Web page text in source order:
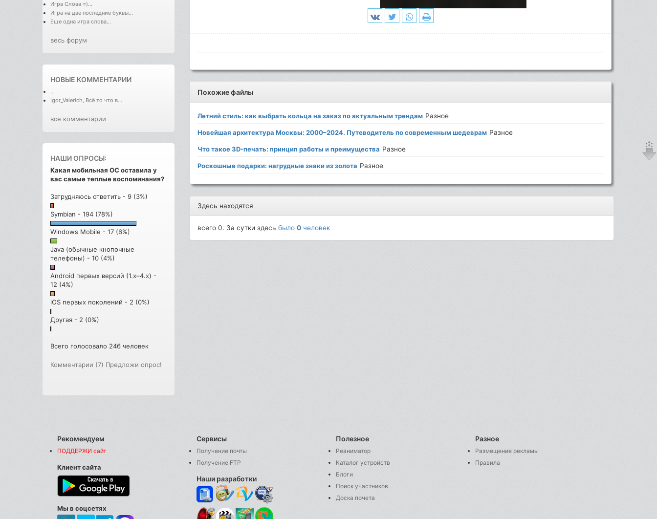
Игра Слова =)...
Игра на две последние буквы...
Еще одна игра слова...
весь форум
НОВЫЕ КОММЕНТАРИИ
...
Igor_Valerich, Всё то что в...
все комментарии
НАШИ ОПРОСЫ:
Какая мобильная ОС оставила у
вас самые теплые воспоминания?
Затрудняюсь ответить - 9 (3%)
Symbian - 194 (78%)
Windows Mobile - 17 (6%)
Java (обычные кнопочные
телефоны) - 10 (4%)
Android первых версий (1.x–4.x) -
12 (4%)
iOS первых поколений - 2 (0%)
Другая - 2 (0%)
Всего голосовало 246 человек
Комментарии (7) Предложи опрос!
Похожие файлы
Летний стиль: как выбрать кольца на заказ по актуальным трендам Разное
Новейшая архитектура Москвы: 2000–2024. Путеводитель по современным шедеврам Разное
Что такое 3D-печать: принцип работы и преимущества Разное
Роскошные подарки: нагрудные знаки из золота Разное
Здесь находятся
всего 0. За сутки здесьбыло0 человек
Рекомендуем
ПОДДЕРЖИ сайт
Клиент сайта
Мы в соцсетях
Сервисы
Получение почты
Получение FTP
Наши разработки
Полезное
Реаниматор
Каталог устройств
Блоги
Поиск участников
Доска почета
Разное
Размещение рекламы
Правила